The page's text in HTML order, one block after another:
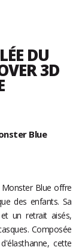
DU
3D
Blue
Blue offre
des enfants. Sa
un retrait aisés,
Composée
cette